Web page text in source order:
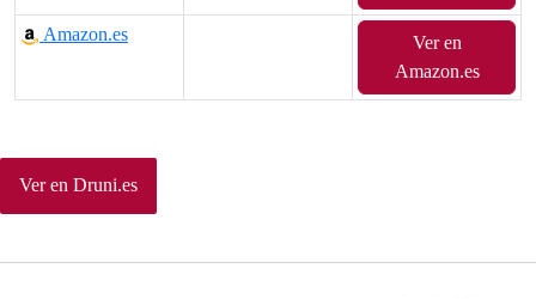
Amazon.es
Ver en
Amazon.es
Ver en Druni.es